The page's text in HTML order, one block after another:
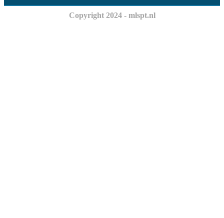
Copyright 2024 - mlspt.nl